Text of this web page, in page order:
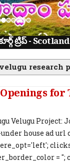
ట్రిప్ -
research
Velugu Project:
house ad url
= '';